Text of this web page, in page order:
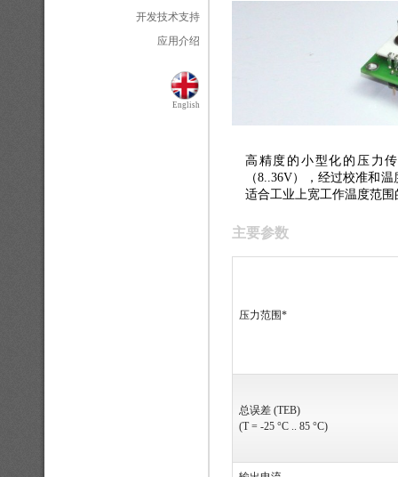
开发技术支持
应用介绍
English
高精度的小型化的压力
（8..36V），经过校准和
适合工业上宽工作温度范
主要参数
压力范围*
总误差 (TEB)
(T = -25 °C .. 85 °C)